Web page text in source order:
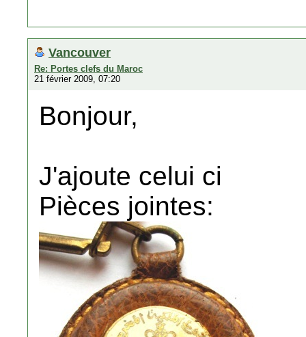
Vancouver
Re: Portes clefs du Maroc
21 février 2009, 07:20
Bonjour,
J'ajoute celui ci
Pièces jointes: